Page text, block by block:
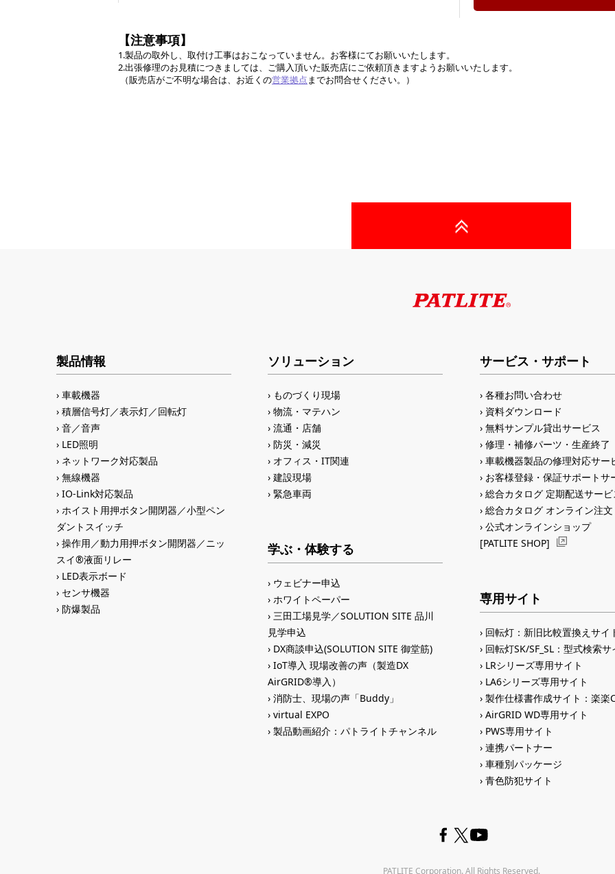
【注意事項】
1.製品の取外し、取付け工事はおこなっていません。お客様にてお願いいたします。
2.出張修理のお見積につきましては、ご購入頂いた販売店にご依頼頂きますようお願いいたします。
（販売店がご不明な場合は、お近くの営業拠点 までお問合せください。）
製品情報
車載機器
積層信号灯／表示灯／回転灯
音／音声
LED照明
ネットワーク対応製品
無線機器
IO-Link対応製品
ホイスト用押ボタン開閉器／小型ペン
ダントスイッチ
操作用／動力用押ボタン開閉器／ニッ
スイ®液面リレー
LED表示ボード
センサ機器
防爆製品
ソリューション
ものづくり現場
物流・マテハン
流通・店舗
防災・減災
オフィス・IT関連
建設現場
緊急車両
学ぶ・体験する
ウェビナー申込
ホワイトペーパー
三田工場見学／SOLUTION SITE 品川
見学申込
DX商談申込(SOLUTION SITE 御堂筋)
IoT導入 現場改善の声（製造DX
AirGRID®導入）
消防士、現場の声「Buddy」
virtual EXPO
製品動画紹介：パトライトチャンネル
サービス・サポート
各種お問い合わせ
資料ダウンロード
無料サンプル貸出サービス
修理・補修パーツ・生産終了
車載機器製品の修理対応サー
お客様登録・保証サポートサ
総合カタログ 定期配送サー
総合カタログ オンライン注文
公式オンラインショップ
[PATLITE SHOP]
専用サイト
回転灯：新旧比較置換えサイ
回転灯SK/SF_SL：型式検索サ
LRシリーズ専用サイト
LA6シリーズ専用サイト
製作仕様書作成サイト：楽楽
AirGRID WD専用サイト
PWS専用サイト
連携パートナー
車種別パッケージ
青色防犯サイト
PATLITE Corporation. All Rights Reserved.